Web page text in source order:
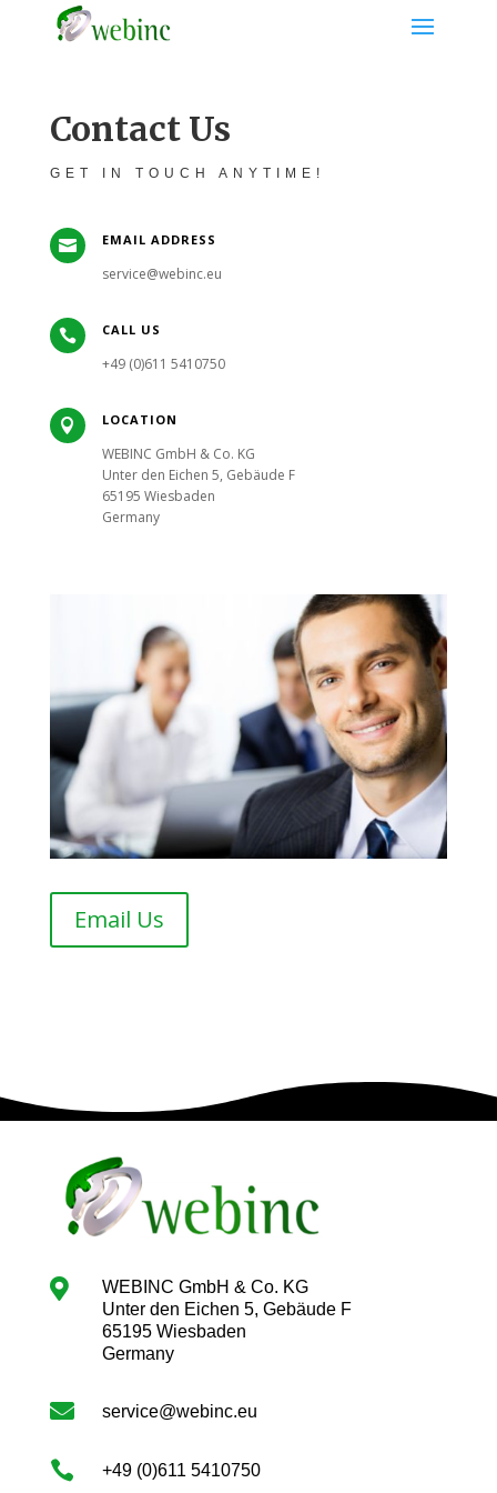
Contact Us
GET IN TOUCH ANYTIME!
 EMAIL ADDRESS
service@webinc.eu
 CALL US
+49 (0)611 5410750
 LOCATION
WEBINC GmbH & Co. KG
Unter den Eichen 5, Gebäude F
65195 Wiesbaden
Germany
Email Us

WEBINC GmbH & Co. KG
Unter den Eichen 5, Gebäude F
65195 Wiesbaden
Germany
 service@webinc.eu
 +49 (0)611 5410750